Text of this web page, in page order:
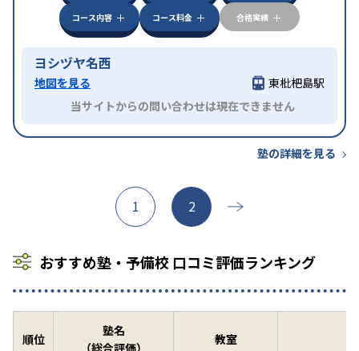
コース内容
コース料金 合格実績
ヨシヅヤ名西
地図を見る
東枇杷島駅
当サイトからの問い合わせは現在できません
塾の詳細を見る
1 2
おすすめ塾・予備校 口コミ評価ランキング
順位
塾名
（総合評価）
教室